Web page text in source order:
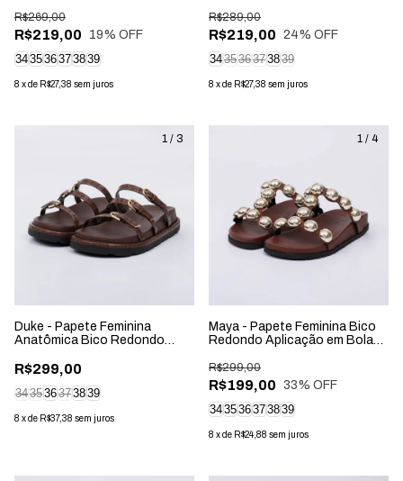
R$219,00
R$269,00
19% OFF
343536373839
8 xde R$27,38 sem juros
R$219,00
R$289,00
24% OFF
343536373839
8 xde R$27,38 sem juros
1 / 3
Duke - Papete Feminina
Anatômica Bico Redondo
R$299,00
343536373839
8 xde R$37,38 sem juros
1 / 4
Maya - Papete Feminina Bico
Redondo Aplicação em Bolas
R$199,00
R$299,00
33% OFF
343536373839
8 xde R$24,88 sem juros